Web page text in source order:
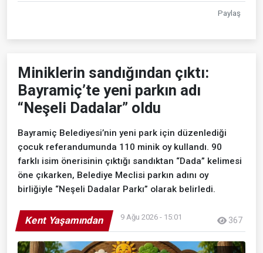
Paylaş
Miniklerin sandığından çıktı:
Bayramiç’te yeni parkın adı
“Neşeli Dadalar” oldu
Bayramiç Belediyesi’nin yeni park için düzenlediği
çocuk referandumunda 110 minik oy kullandı. 90
farklı isim önerisinin çıktığı sandıktan “Dada” kelimesi
öne çıkarken, Belediye Meclisi parkın adını oy
birliğiyle “Neşeli Dadalar Parkı” olarak belirledi.
Kent Yaşamından 9 Ağu 2026 - 15:01 367